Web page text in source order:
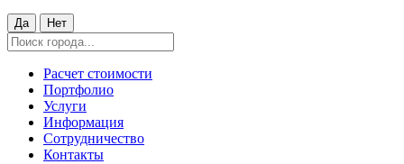
Да Нет
Расчет стоимости
Портфолио
Услуги
Информация
Сотрудничество
Контакты